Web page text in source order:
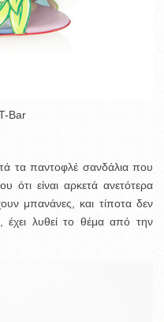
Bar
τα παντοφλέ σανδάλια που
ότι είναι αρκετά ανετότερα
μπανάνες, και τίποτα δεν
λυθεί το θέμα από την